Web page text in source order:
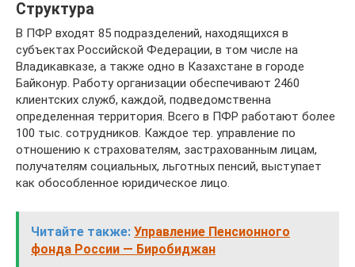
Структура
В ПФР входят 85 подразделений, находящихся в
субъектах Российской Федерации, в том числе на
Владикавказе, а также одно в Казахстане в городе
Байконур. Работу организации обеспечивают 2460
клиентских служб, каждой, подведомственна
определенная территория. Всего в ПФР работают более
100 тыс. сотрудников. Каждое тер. управление по
отношению к страхователям, застрахованным лицам,
получателям социальных, льготных пенсий, выступает
как обособленное юридическое лицо.
Читайте также: Управление Пенсионного
фонда России — Биробиджан